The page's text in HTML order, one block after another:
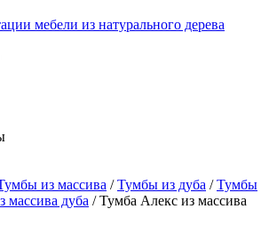
мебели из натурального дерева
из массива /Тумбы из дуба /Тумбы
массива дуба / Тумба Алекс из массива